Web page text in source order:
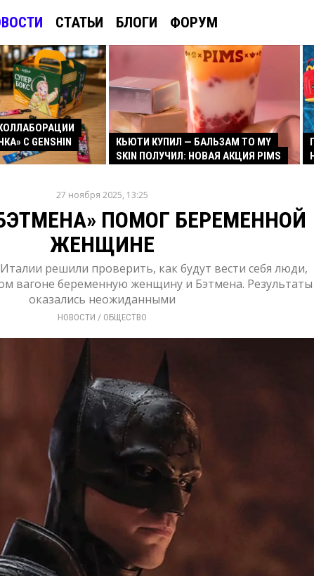
СТАТЬИ БЛОГИ ФОРУМ
С GENSHIN
КЬЮТИ КУПИЛ — БАЛЬЗАМ TO MY
SKIN ПОЛУЧИЛ: НОВАЯ АКЦИЯ PIMS
27 ноября 2025, 13:25
ПОМОГ БЕРЕМЕННОЙ
ЖЕНЩИНЕ
решили проверить, как будут вести себя люди,
вагоне беременную женщину и Бэтмена. Результаты
оказались неожиданными
НОВОСТИ / ОБЩЕСТВО